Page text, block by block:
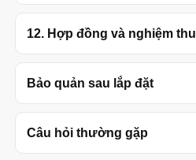
12. Hợp đồng và nghiệm thu
Bảo quản sau lắp đặt
Câu hỏi thường gặp